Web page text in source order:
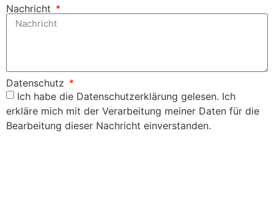
Nachricht
Datenschutz
Ich habe die Datenschutzerklärung gelesen. Ich
erkläre mich mit der Verarbeitung meiner Daten für die
Bearbeitung dieser Nachricht einverstanden.